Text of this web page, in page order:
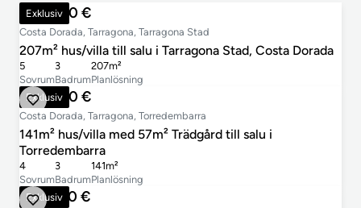
Exklusiv
485 000 €
Costa Dorada, Tarragona, Tarragona Stad
207m² hus/villa till salu i Tarragona Stad, Costa Dorada
Sovrum
5
Badrum
3
Planlösning
207m²
Exklusiv
495 000 €
Costa Dorada, Tarragona, Torredembarra
141m² hus/villa med 57m² Trädgård till salu i
Torredembarra
Sovrum
4
Badrum
3
Planlösning
141m²
Exklusiv
478 000 €